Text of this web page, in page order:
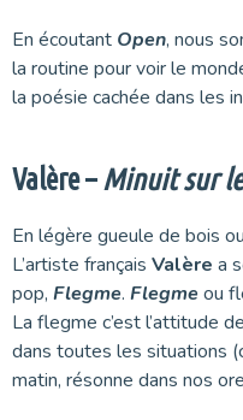
En écoutant Open, nous
la routine pour voir le
la poésie cachée dans les
Valère – Minuit sur
En légère gueule de bois
L’artiste français Valère a
pop, Flegme. Flegmeou
La flegme c’est l’attitude
dans toutes les situations
matin, résonne dans nos